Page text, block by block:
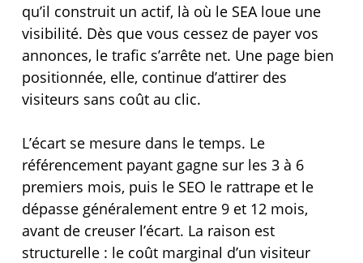
qu’il construit un actif, là où le SEA loue une
visibilité. Dès que vous cessez de payer vos
annonces, le trafic s’arrête net. Une page bien
positionnée, elle, continue d’attirer des
visiteurs sans coût au clic.
L’écart se mesure dans le temps. Le
référencement payant gagne sur les 3 à 6
premiers mois, puis le SEO le rattrape et le
dépasse généralement entre 9 et 12 mois,
avant de creuser l’écart. La raison est
structurelle : le coût marginal d’un visiteur